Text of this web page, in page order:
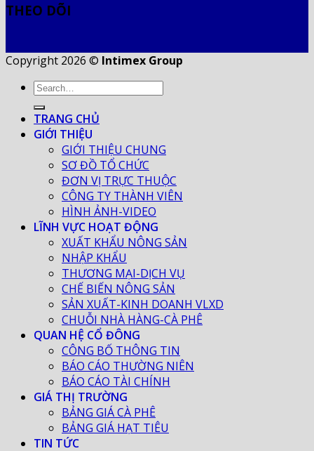
THEO DÕI
Copyright 2026 © Intimex Group
TRANG CHỦ
GIỚI THIỆU
GIỚI THIỆU CHUNG
SƠ ĐỒ TỔ CHỨC
ĐƠN VỊ TRỰC THUỘC
CÔNG TY THÀNH VIÊN
HÌNH ẢNH-VIDEO
LĨNH VỰC HOẠT ĐỘNG
XUẤT KHẨU NÔNG SẢN
NHẬP KHẨU
THƯƠNG MẠI-DỊCH VỤ
CHẾ BIẾN NÔNG SẢN
SẢN XUẤT-KINH DOANH VLXD
CHUỖI NHÀ HÀNG-CÀ PHÊ
QUAN HỆ CỔ ĐÔNG
CÔNG BỐ THÔNG TIN
BÁO CÁO THƯỜNG NIÊN
BÁO CÁO TÀI CHÍNH
GIÁ THỊ TRƯỜNG
BẢNG GIÁ CÀ PHÊ
BẢNG GIÁ HẠT TIÊU
TIN TỨC